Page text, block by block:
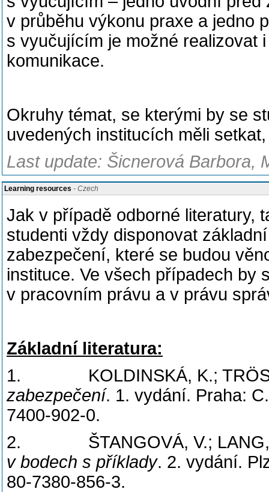
v průběhu výkonu praxe a jedno
s vyučujícím je možné realizovat
komunikace.
Okruhy témat, se kterými by se
uvedených institucích měli
Last update: Šicnerová Barbora,
Learning resources - Czech
Jak v případě odborné literatury,
studenti vždy disponovat
zabezpečení, které se budou
instituce. Ve všech případech by
v pracovním právu a v právu
Základní literatura:
1. KOLDINSKÁ, K.;
zabezpečení. 1. vydání. Praha:
7400-902-0.
2. ŠTANGOVÁ, V.; LANG,
v bodech s příklady. 2. vydání.
80-7380-856-3.